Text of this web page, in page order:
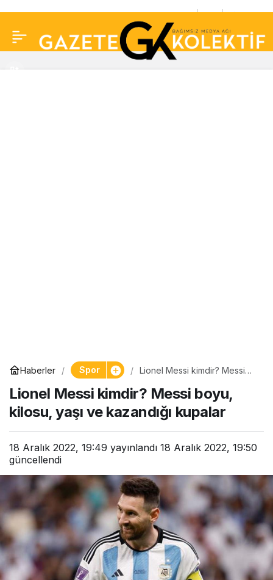
Haberler Spor
Lionel Messi kimdir? Messi
kazandığı kupalar
Lionel Messi kimdir? Messi boyu,
kilosu, yaşı ve kazandığı kupalar
18 Aralık 2022, 19:49 yayınlandı 18 Aralık 2022, 19:50
güncellendi
2022 FIFA Dünya